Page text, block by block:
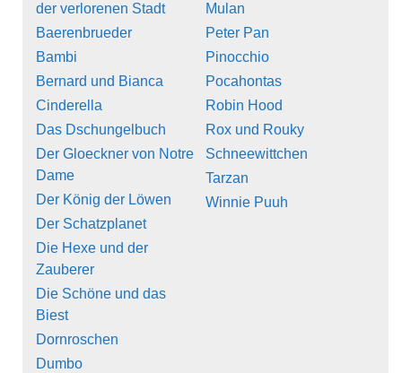
der verlorenen Stadt
Baerenbrueder
Bambi
Bernard und Bianca
Cinderella
Das Dschungelbuch
Der Gloeckner von Notre
Dame
Der König der Löwen
Der Schatzplanet
Die Hexe und der
Zauberer
Die Schöne und das
Biest
Dornroschen
Dumbo
Mulan
Peter Pan
Pinocchio
Pocahontas
Robin Hood
Rox und Rouky
Schneewittchen
Tarzan
Winnie Puuh